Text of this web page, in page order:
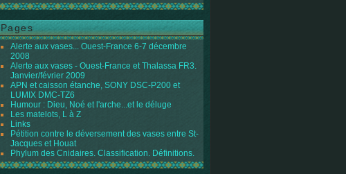
Pages
Alerte aux vases... Ouest-France 6-7 décembre
2008
Alerte aux vases - Ouest-France et Thalassa FR3.
Janvier/février 2009
APN et caisson étanche, SONY DSC-P200 et
LUMIX DMC-TZ6
Humour : Dieu, Noé et l'arche...et le déluge
Les matelots, L à Z
Links
Pétition contre le déversement des vases entre St-
Jacques et Houat
Phylum des Cnidaires. Classification. Définitions.